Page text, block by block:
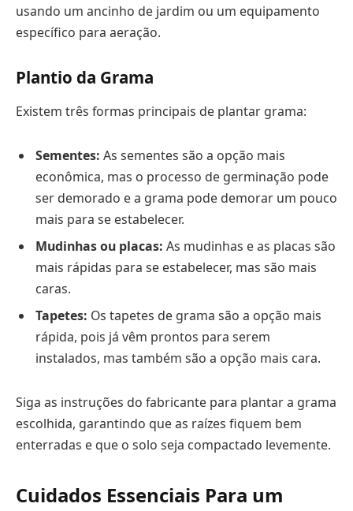
usando um ancinho de jardim ou um equipamento
específico para aeração.
Plantio da Grama
Existem três formas principais de plantar grama:
Sementes: As sementes são a opção mais
econômica, mas o processo de germinação pode
ser demorado e a grama pode demorar um pouco
mais para se estabelecer.
Mudinhas ou placas: As mudinhas e as placas são
mais rápidas para se estabelecer, mas são mais
caras.
Tapetes: Os tapetes de grama são a opção mais
rápida, pois já vêm prontos para serem
instalados, mas também são a opção mais cara.
Siga as instruções do fabricante para plantar a grama
escolhida, garantindo que as raízes fiquem bem
enterradas e que o solo seja compactado levemente.
Cuidados Essenciais Para um